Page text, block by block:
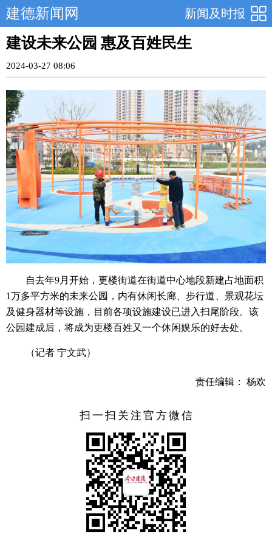
新闻及时报
建德新闻网
建设未来公园 惠及百姓民生
2024-03-27 08:06
自去年9月开始，更楼街道在街道中心地段新建占地面积
1万多平方米的未来公园，内有休闲长廊、步行道、景观花坛
及健身器材等设施，目前各项设施建设已进入扫尾阶段。该
公园建成后，将成为更楼百姓又一个休闲娱乐的好去处。
（记者 宁文武）
责任编辑： 杨欢
扫一扫关注官方微信